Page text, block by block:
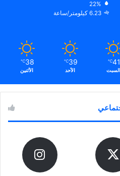
22%
6.23 كيلومتر/ساعة
41
℃
السبت
39
℃
الأحد
38
℃
الأثنين